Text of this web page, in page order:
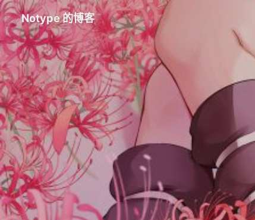
Notype 的博客